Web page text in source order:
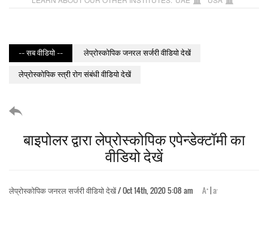
-- सब वीडियो -- लेप्रोस्कोपिक जनरल सर्जरी वीडियो देखें
लेप्रोस्कोपिक स्त्री रोग संबंधी वीडियो देखें
बाइपोलर द्वारा लेप्रोस्कोपिक एपेन्डेक्टॉमी का
वीडियो देखें
लेप्रोस्कोपिक जनरल सर्जरी वीडियो देखें / Oct 14th, 2020 5:08 am A+ |a-